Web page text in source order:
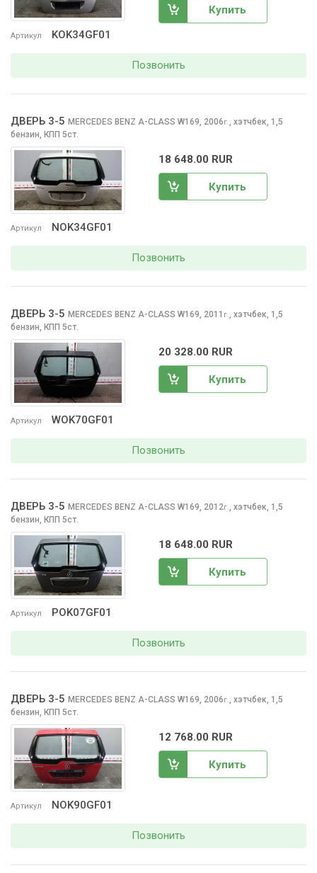
Артикул KOK34GF01
Купить
Позвонить
Артикул NOK34GF01
ДВЕРЬ 3-5 MERCEDES BENZ A-CLASS W169, 2006г., хэтчбек, 1,5
бензин, КПП 5ст.
18 648.00 RUR
Купить
Позвонить
Артикул WOK70GF01
ДВЕРЬ 3-5 MERCEDES BENZ A-CLASS W169, 2011 г., хэтчбек, 1,5
бензин, КПП 5ст.
20 328.00 RUR
Купить
Позвонить
Артикул POK07GF01
ДВЕРЬ 3-5 MERCEDES BENZ A-CLASS W169, 2012г., хэтчбек, 1,5
бензин, КПП 5ст.
18 648.00 RUR
Купить
Позвонить
Артикул NOK90GF01
ДВЕРЬ 3-5 MERCEDES BENZ A-CLASS W169, 2006г., хэтчбек, 1,5
бензин, КПП 5ст.
12 768.00 RUR
Купить
Позвонить